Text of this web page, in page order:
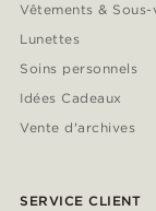
Vêtements &
Lunettes
Soins personnels
Idées Cadeaux
Vente d'archives
SERVICE CLIENT